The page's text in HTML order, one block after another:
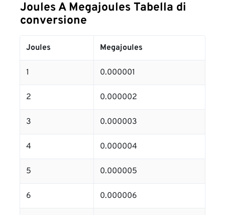
Joules A Megajoules Tabella di
conversione
Joules Megajoules
1 0.000001
2 0.000002
3 0.000003
4 0.000004
5 0.000005
6 0.000006